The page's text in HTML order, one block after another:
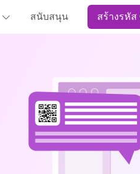
สนับสนุน สร้างรหัส